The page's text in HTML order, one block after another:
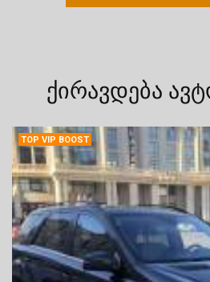
ქირავდება
TOP VIP BOOST